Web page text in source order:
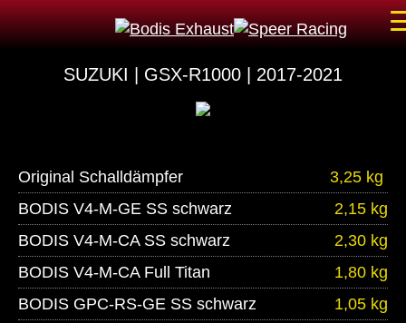
SUZUKI | GSX-R1000 | 2017-2021
Original Schalldämpfer
3,25 kg
BODIS V4-M-GE SS schwarz
2,15 kg
BODIS V4-M-CA SS schwarz
2,30 kg
BODIS V4-M-CA Full Titan
1,80 kg
BODIS GPC-RS-GE SS schwarz
1,05 kg